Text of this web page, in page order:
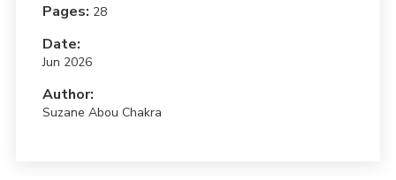
Pages: 28
Date:
Jun 2026
Author:
Suzane Abou Chakra